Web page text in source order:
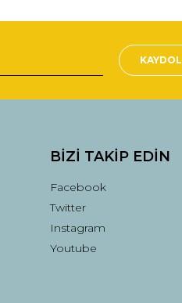
KAYDOL
BİZİ TAKİP EDİN
Facebook
Twitter
Instagram
Youtube